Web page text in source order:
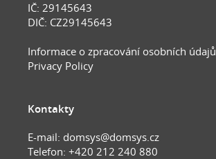
IČ: 29145643
DIČ: CZ29145643
Informace o zpracování osobních údajů
Privacy Policy
Kontakty
E-mail: domsys@domsys.cz
Telefon: +420 212 240 880